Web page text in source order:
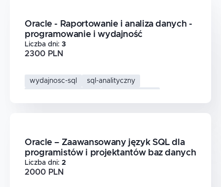
Oracle - Raportowanie i analiza danych -
programowanie i wydajność
Liczba dni: 3
2300 PLN
wydajnosc-sql
sql-analityczny
Oracle – Zaawansowany język SQL dla
programistów i projektantów baz danych
Liczba dni: 2
2000 PLN